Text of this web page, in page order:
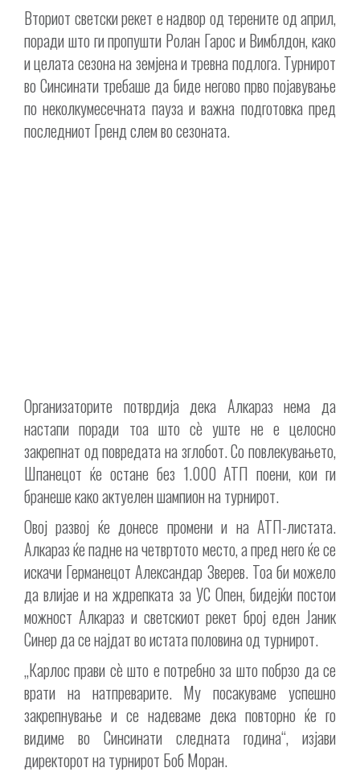
Вториот светски рекет е надвор од терените од април,
поради што ги пропушти Ролан Гарос и Вимблдон, како
и целата сезона на земјена и тревна подлога. Турнирот
во Синсинати требаше да биде негово прво појавување
по неколкумесечната пауза и важна подготовка пред
последниот Гренд слем во сезоната.
Организаторите потврдија дека Алкараз нема да
настапи поради тоа што сè уште не е целосно
закрепнат од повредата на зглобот. Со повлекувањето,
Шпанецот ќе остане без 1.000 АТП поени, кои ги
бранеше како актуелен шампион на турнирот.
Овој развој ќе донесе промени и на АТП-листата.
Алкараз ќе падне на четвртото место, а пред него ќе се
искачи Германецот Александар Зверев. Тоа би можело
да влијае и на ждрепката за УС Опен, бидејќи постои
можност Алкараз и светскиот рекет број еден Јаник
Синер да се најдат во истата половина од турнирот.
„Карлос прави сè што е потребно за што побрзо да се
врати на натпреварите. Му посакуваме успешно
закрепнување и се надеваме дека повторно ќе го
видиме во Синсинати следната година“, изјави
директорот на турнирот Боб Моран.